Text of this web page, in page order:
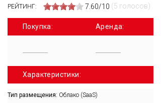
РЕЙТИНГ: 7.60/10 (5 голосов)
Покупка: Аренда:
Характеристики:
Тип размещения: Облако (SaaS)